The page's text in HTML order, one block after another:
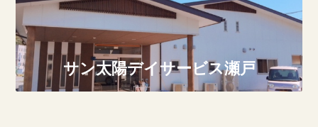
サン太陽デイサービス瀬戸